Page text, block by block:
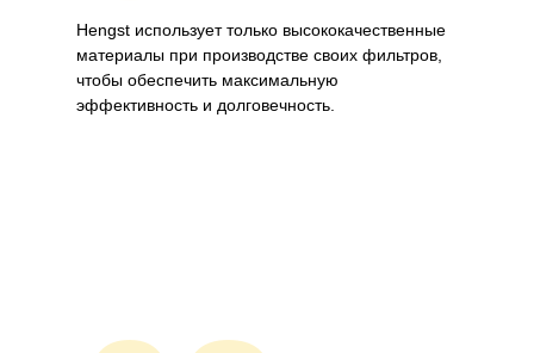
Hengst использует только высококачественные
материалы при производстве своих фильтров,
чтобы обеспечить максимальную
эффективность и долговечность.